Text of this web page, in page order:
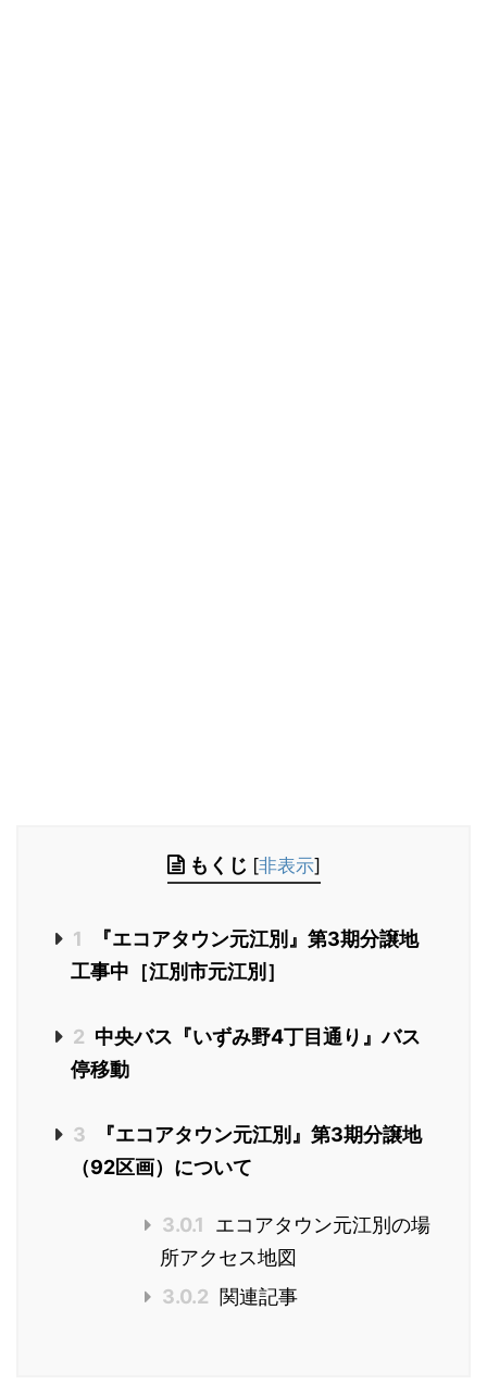
もくじ [非表示]
1
『エコアタウン元江別』第3期分譲地
工事中［江別市元江別］
2 中央バス『いずみ野4丁目通り』バス
停移動
3
『エコアタウン元江別』第3期分譲地
（92区画）について
3.0.1
エコアタウン元江別の場
所アクセス地図
3.0.2 関連記事